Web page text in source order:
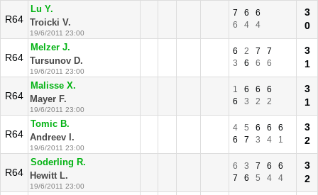
R64
Lu Y.
Troicki V.
19/6/2011 23:00
7 6
6
6
4 4
3
0
R64
Melzer J.
Tursunov D.
19/6/2011 23:00
6 2 7
7
3
6 6 6
3
1
R64
Malisse X.
Mayer F.
19/6/2011 23:00
1 6 6
6
6
3 2 2
3
1
R64
Tomic B.
Andreev I.
19/6/2011 23:00
4 5 6 6
6
6
7 3 4 1
3
2
R64
Soderling R.
Hewitt L.
19/6/2011 23:00
6 3 7 6
6
7
6 5 4 4
3
2